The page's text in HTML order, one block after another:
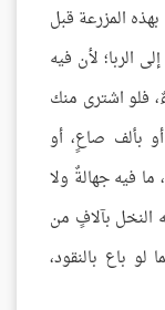
المزرعة قبل
الربا؛ لأن فيه
فلو اشترى منك
بألف صاعٍ، أو
ما فيه جهالةٌ ولا
النخل بآلافٍ من
باع بالنقود،